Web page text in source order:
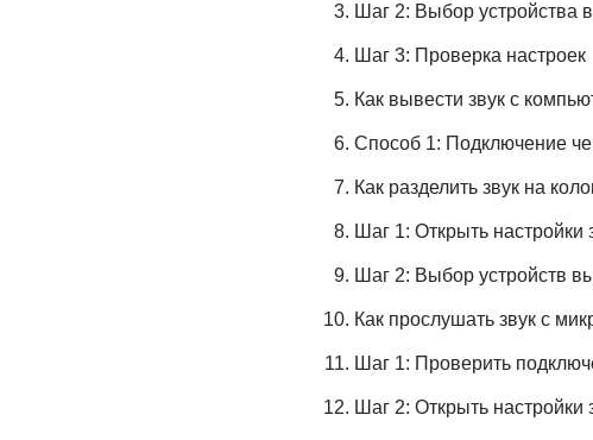
Шаг 2: Выбор устройства
Шаг 3: Проверка настроек
Как вывести звук с
Способ 1: Подключение
Как разделить звук на
Шаг 1: Открыть настройки
Шаг 2: Выбор устройств
Как прослушать звук с
Шаг 1: Проверить
Шаг 2: Открыть настройки